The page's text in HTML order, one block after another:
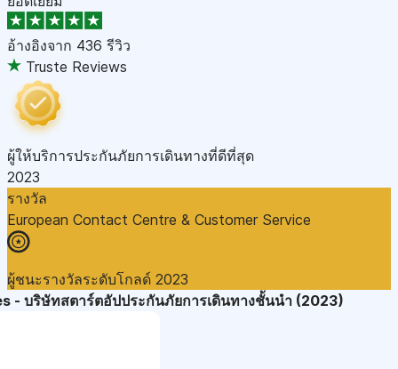
อ้างอิงจาก 436 รีวิว
Truste Reviews
ผู้ให้บริการประกันภัยการเดินทางที่ดีที่สุด
2023
รางวัล
European Contact Centre & Customer Service
ผู้ชนะรางวัลระดับโกลด์ 2023
- บริษัทสตาร์ตอัปประกันภัยการเดินทางชั้นนำ (2023)